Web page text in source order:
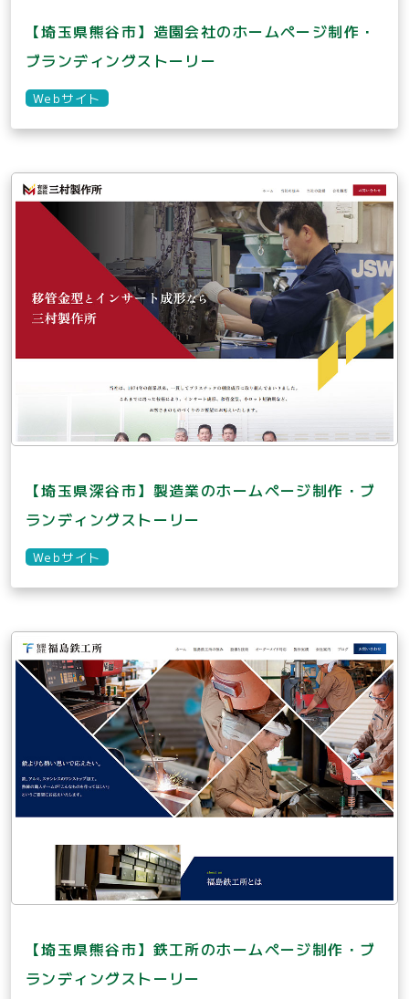
【埼玉県熊谷市】造園会社のホームページ制作・
ブランディングストーリー
Webサイト
【埼玉県深谷市】製造業のホームページ制作・ブ
ランディングストーリー
Webサイト
【埼玉県熊谷市】鉄工所のホームページ制作・ブ
ランディングストーリー